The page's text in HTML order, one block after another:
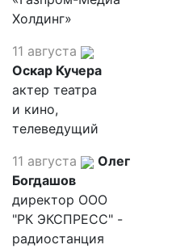
Холдинг»
11 августа
Оскар Кучера
актер театра
и кино,
телеведущий
11 августа
Олег
Богдашов
директор ООО
"РК ЭКСПРЕСС" -
радиостанция